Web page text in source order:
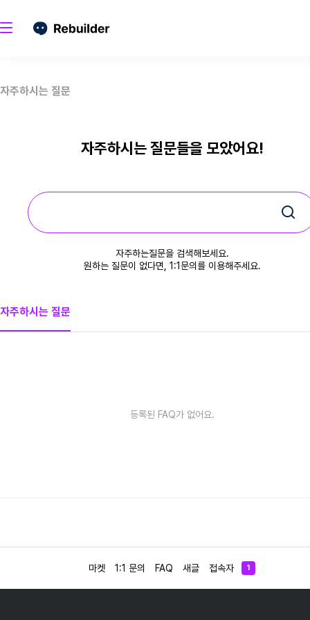
자주하시는 질문
자주하시는 질문들을 모았어요!
자주하는질문을 검색해보세요.
원하는 질문이 없다면, 1:1문의를 이용해주세요.
자주하시는 질문
등록된 FAQ가 없어요.
마켓 1:1 문의 FAQ 새글 접속자 1